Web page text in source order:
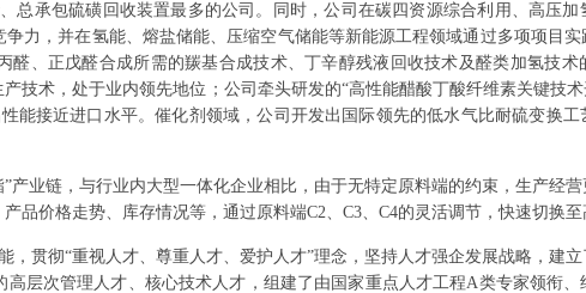
总承包硫磺回收装置最多的公司。同时，公司在碳四资源综合利用、高压
力，并在氢能、熔盐储能、压缩空气储能等新能源工程领域通过多项项目
醛、正戊醛合成所需的羰基合成技术、丁辛醇残液回收技术及醛类加氢技术
技术，处于业内领先地位；公司牵头研发的“高性能醋酸丁酸纤维素关键技
能接近进口水平。催化剂领域，公司开发出国际领先的低水气比耐硫变换
产业链，与行业内大型一体化企业相比，由于无特定原料端的约束，生产经
品价格走势、库存情况等，通过原料端C2、C3、C4的灵活调节，快速切换至
，贯彻“重视人才、尊重人才、爱护人才”理念，坚持人才强企发展战略，建立
层次管理人才、核心技术人才，组建了由国家重点人才工程A类专家领衔